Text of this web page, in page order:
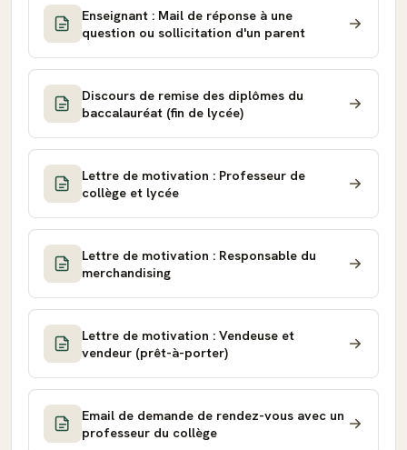
Enseignant : Mail de réponse à une
question ou sollicitation d'un parent
Discours de remise des diplômes du
baccalauréat (fin de lycée)
Lettre de motivation : Professeur de
collège et lycée
Lettre de motivation : Responsable du
merchandising
Lettre de motivation : Vendeuse et
vendeur (prêt-à-porter)
Email de demande de rendez-vous avec un
professeur du collège